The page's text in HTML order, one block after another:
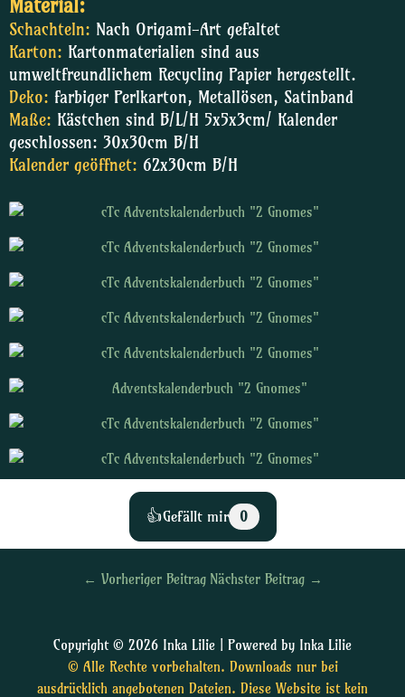
Material:
Schachteln: Nach Origami-Art gefaltet
Karton: Kartonmaterialien sind aus
umweltfreundlichem Recycling Papier hergestellt.
Deko: farbiger Perlkarton, Metallösen, Satinband
Maße: Kästchen sind B/L/H 5x5x3cm/ Kalender
geschlossen: 30x30cm B/H
Kalender geöffnet: 62x30cm B/H
👍Gefällt mir 0
← Vorheriger Beitrag Nächster Beitrag →
Copyright © 2026 Inka Lilie | Powered by Inka Lilie
© Alle Rechte vorbehalten. Downloads nur bei
ausdrücklich angebotenen Dateien. Diese Website ist kein